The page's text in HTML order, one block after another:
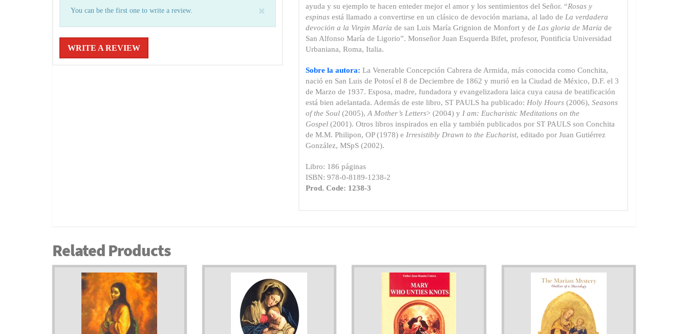
You can be the first one to write a review.
WRITE A REVIEW
ayuda y su ejemplo te hacen enteder mejor el amor y los sentimientos del Señor. “Rosas y
espinas está llamado a convertirse en un clásico de devoción mariana, al lado de La verdadera
devoción a la Virgin María de san Luis María Grignion de Monfort y de Las gloria de María de
San Alfonso María de Ligorio”. Monseñor Juan Esquerda Bifet, profesor, Pontificia Universidad
Urbaniana, Roma, Italia.
Sobre la autora: La Venerable Concepción Cabrera de Armida, más conocida como Conchita,
nació en San Luis de Potosí el 8 de Deciembre de 1862 y murió en la Ciudad de México, D.F. el 3
de Marzo de 1937. Esposa, madre, fundadora y evangelizadora laica cuya causa de beatificación
está bien adelantada. Además de este libro, ST PAULS ha publicado: Holy Hours (2006),Seasons
of the Soul (2005),A Mother’s Letters> (2004) y I am: Eucharistic Meditations on the
Gospel (2001). Otros libros inspirados en ella y también publicados por ST PAULS son Conchita
de M.M. Philipon, OP (1978) e Irresistibly Drawn to the Eucharist, editado por Juan Gutiérrez
González, MSpS (2002).
Libro: 186 páginas
ISBN: 978-0-8189-1238-2
Prod. Code: 1238-3
Related Products